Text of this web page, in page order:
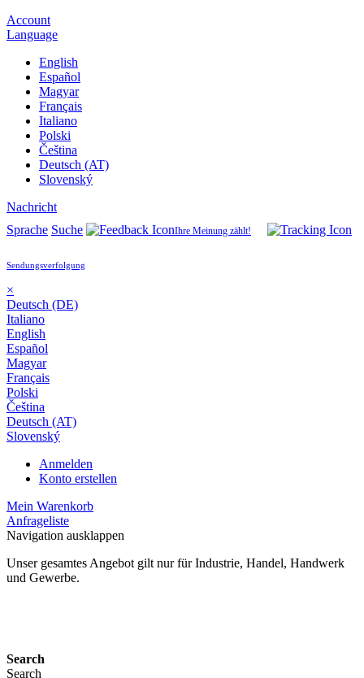
Account
Language
English
Español
Magyar
Français
Italiano
Polski
Čeština
Deutsch (AT)
Slovenský
Nachricht
Sprache Suche Ihre Meinung zählt!
Sendungsverfolgung
×
Deutsch (DE)
Italiano
English
Español
Magyar
Français
Polski
Čeština
Deutsch (AT)
Slovenský
Anmelden
Konto erstellen
Mein Warenkorb
Anfrageliste
Navigation ausklappen
Unser gesamtes Angebot gilt nur für Industrie, Handel, Handwerk
und Gewerbe.
Search
Search